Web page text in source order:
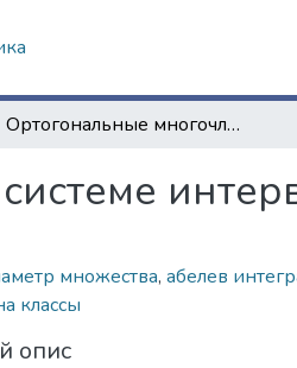
Ортогональные многочлены на системе интервалов числовой оси
множества, абелев
классы
опис